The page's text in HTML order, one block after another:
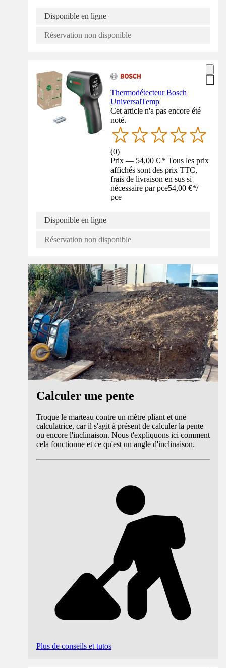
Disponible en ligne
Réservation non disponible
Thermodétecteur Bosch
UniversalTemp
Cet article n'a pas encore été
noté.
(0)
Prix — 54,00 € * Tous les prix
affichés sont des prix TTC,
frais de livraison en sus si
nécessaire par pce54,00 €*/
pce
Disponible en ligne
Réservation non disponible
Guide
Calculer une pente
Troque le marteau contre un mètre pliant et une
calculatrice, car il s'agit à présent de calculer la pente
ou encore l'inclinaison. Nous t'expliquons ici comment
cela fonctionne et ce qu'est un angle d'inclinaison.
Plus de conseils et tutos